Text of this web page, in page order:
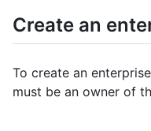
Create an
To create an
must be an owner of